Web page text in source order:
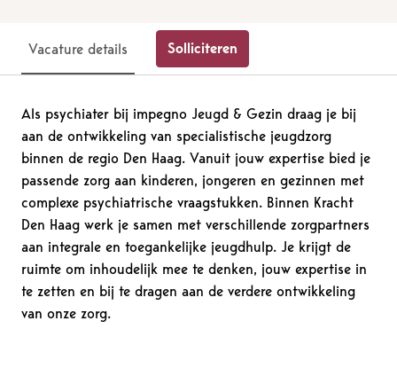
Vacature details Solliciteren
Als psychiater bij impegno Jeugd & Gezin draag je bij
aan de ontwikkeling van specialistische jeugdzorg
binnen de regio Den Haag. Vanuit jouw expertise bied je
passende zorg aan kinderen, jongeren en gezinnen met
complexe psychiatrische vraagstukken. Binnen Kracht
Den Haag werk je samen met verschillende zorgpartners
aan integrale en toegankelijke jeugdhulp. Je krijgt de
ruimte om inhoudelijk mee te denken, jouw expertise in
te zetten en bij te dragen aan de verdere ontwikkeling
van onze zorg.